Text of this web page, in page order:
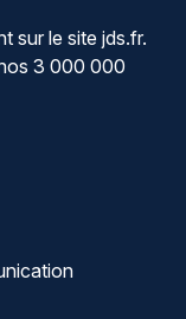
sur le site jds.fr.
3 000 000